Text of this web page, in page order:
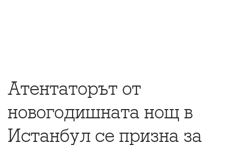
Атентаторът от
новогодишната нощ в
Истанбул се призна за